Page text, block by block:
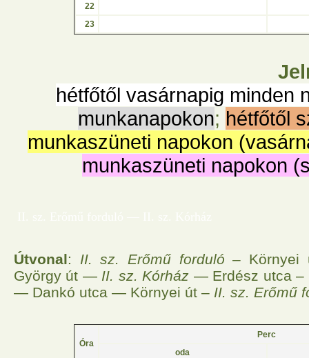
22
23
hétfőtől vasárnapig minden
munkanapokon; hétfőtől
munkaszüneti napokon
munkaszüneti napokon
Útvonal: II. sz. Erőmű forduló – Környei
György út — II. sz. Kórház — Erdész utca –
— Dankó utca — Környei út – II. sz. Erőmű
Óra
Perc
oda